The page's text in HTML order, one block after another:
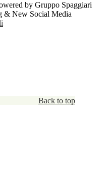
by Gruppo Spaggiari
& New Social Media
Back to top